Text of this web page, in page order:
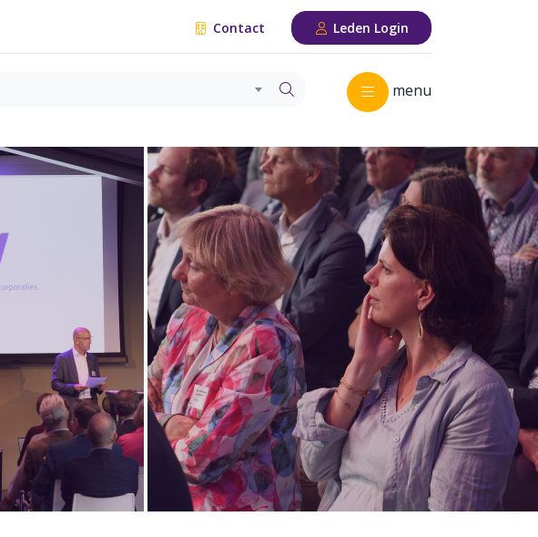
Contact Leden Login
menu